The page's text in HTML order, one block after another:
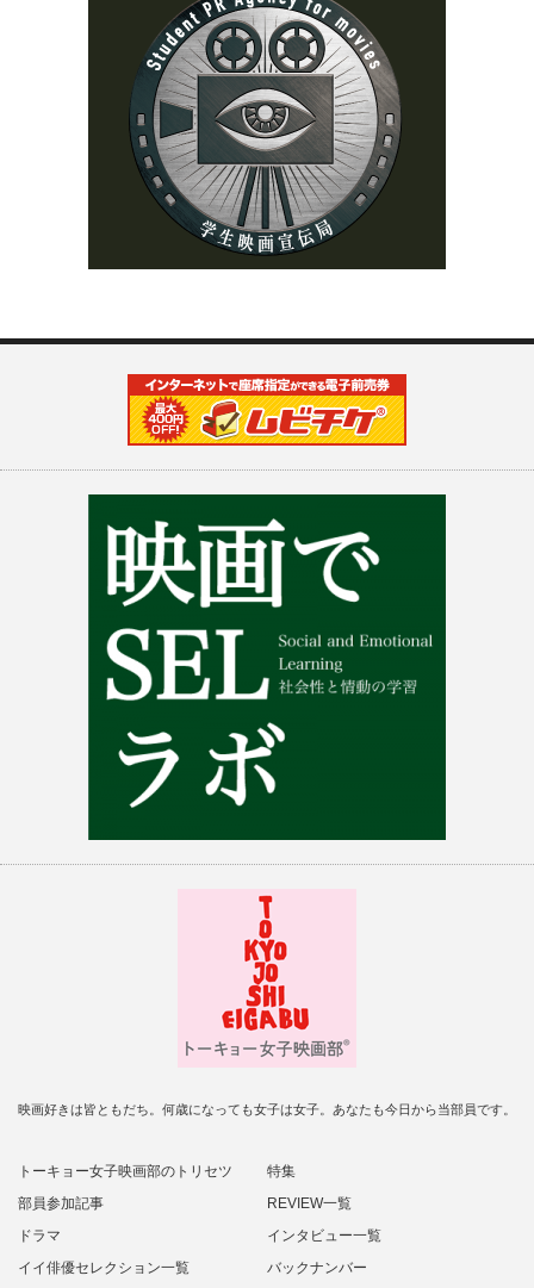
映画好きは皆ともだち。何歳になっても女子は女子。あなたも今日から当部員です。
トーキョー女子映画部のトリセツ
特集
部員参加記事
REVIEW一覧
ドラマ
インタビュー一覧
イイ俳優セレクション一覧
バックナンバー